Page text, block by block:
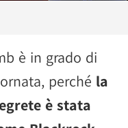
è in grado di
perché la
è stata